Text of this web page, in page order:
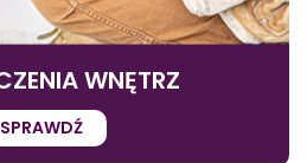
WNĘTRZ
SPRAWDŹ